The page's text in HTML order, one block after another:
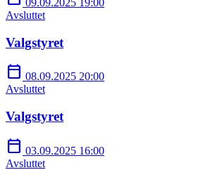
09.09.2025 19:00
Avsluttet
Valgstyret
calendar_today 08.09.2025 20:00
Avsluttet
Valgstyret
calendar_today 03.09.2025 16:00
Avsluttet